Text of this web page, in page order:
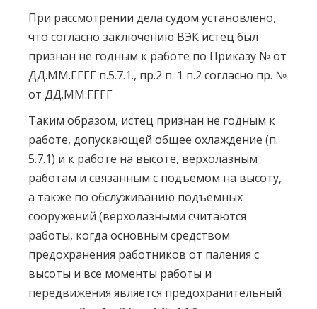
При рассмотрении дела судом установлено,
что согласно заключению ВЭК истец был
признан не годным к работе по Приказу № от
ДД.ММ.ГГГГ п.5.7.1., пр.2 п. 1 п.2 согласно пр. №
от ДД.ММ.ГГГГ
Таким образом, истец признан не годным к
работе, допускающей общее охлаждение (п.
5.7.1) и к работе на высоте, верхолазным
работам и связанным с подъемом на высоту,
а также по обслуживанию подъемных
сооружений (верхолазными считаются
работы, когда основным средством
предохранения работников от паления с
высоты и все моменты работы и
передвижения является предохранительный